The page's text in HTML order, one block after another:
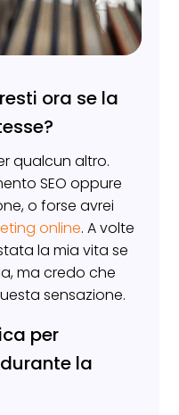
ora se la
qualcun altro.
SEO oppure
o forse avrei
online. A volte
la mia vita se
ma credo che
sensazione.
per
la